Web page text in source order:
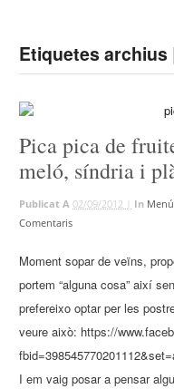
Etiquetes archius
Pica pica de
meló, síndria i
Publicat A02/09/2012 | In
Comentaris
Moment sopar de veïns,
portem “alguna cosa” així
prefereixo optar per les
veure això: https://
I em vaig posar a pensar